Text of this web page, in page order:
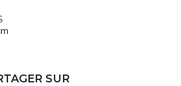
SUR